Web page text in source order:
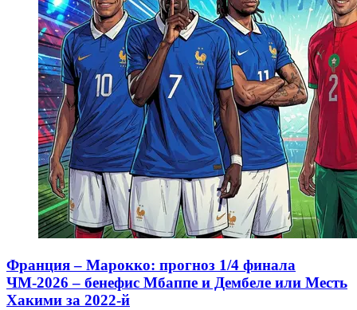
Франция – Марокко: прогноз 1/4 финала
ЧМ-2026 – бенефис Мбаппе и Дембеле или Месть
Хакими за 2022-й